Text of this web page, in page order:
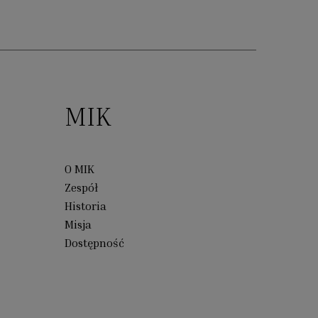
MIK
O MIK
Zespół
Historia
Misja
Dostępność